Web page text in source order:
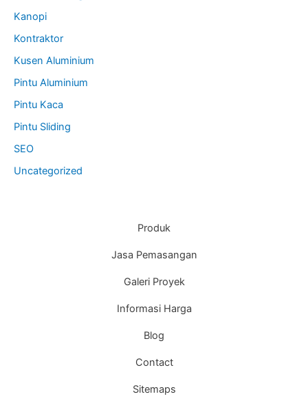
Kanopi
Kontraktor
Kusen Aluminium
Pintu Aluminium
Pintu Kaca
Pintu Sliding
SEO
Uncategorized
Produk
Jasa Pemasangan
Galeri Proyek
Informasi Harga
Blog
Contact
Sitemaps